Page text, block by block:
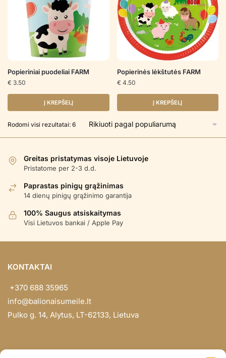
Popieriniai puodeliai FARM
€ 3.50
Į KREPŠELĮ
Popierinės lėkštutės FARM
€ 4.50
Į KREPŠELĮ
Rodomi visi rezultatai: 6Rūšiuojama
Greitas pristatymas visoje Lietuvoje
Pristatome per 2-3 d.d.
Paprastas pinigų grąžinimas
14 dienų pinigų grąžinimo garantija
100% Saugus atsiskaitymas
Visi Lietuvos bankai / Apple Pay
KONTAKTAI
+370 688 35965
info@balionaisumeile.lt
Pulko g. 14, Alytus, LT-62133, Lietuva